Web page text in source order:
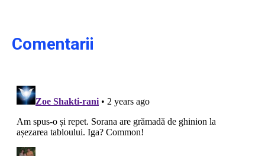
Comentarii